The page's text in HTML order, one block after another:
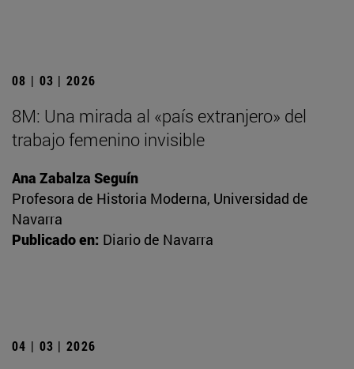
08 | 03 | 2026
8M: Una mirada al «país extranjero» del
trabajo femenino invisible
Ana Zabalza Seguín
Profesora de Historia Moderna, Universidad de
Navarra
Publicado en: Diario de Navarra
04 | 03 | 2026